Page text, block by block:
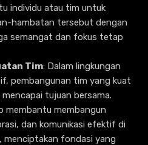
individu atau tim untuk
hambatan tersebut dengan
semangat dan fokus tetap
Tim: Dalam lingkungan
pembangunan tim yang kuat
tujuan bersama.
membantu membangun
dan komunikasi efektif di
fondasi yang